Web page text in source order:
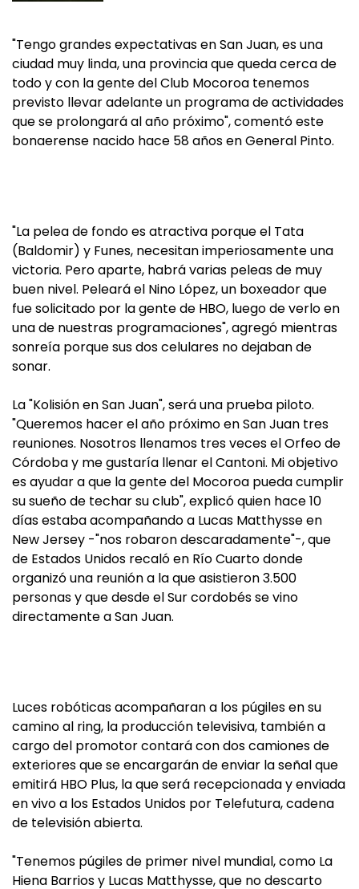
"Tengo grandes expectativas en San Juan, es una
ciudad muy linda, una provincia que queda cerca de
todo y con la gente del Club Mocoroa tenemos
previsto llevar adelante un programa de actividades
que se prolongará al año próximo", comentó este
bonaerense nacido hace 58 años en General Pinto.
"La pelea de fondo es atractiva porque el Tata
(Baldomir) y Funes, necesitan imperiosamente una
victoria. Pero aparte, habrá varias peleas de muy
buen nivel. Peleará el Nino López, un boxeador que
fue solicitado por la gente de HBO, luego de verlo en
una de nuestras programaciones", agregó mientras
sonreía porque sus dos celulares no dejaban de
sonar.
La "Kolisión en San Juan", será una prueba piloto.
"Queremos hacer el año próximo en San Juan tres
reuniones. Nosotros llenamos tres veces el Orfeo de
Córdoba y me gustaría llenar el Cantoni. Mi objetivo
es ayudar a que la gente del Mocoroa pueda cumplir
su sueño de techar su club", explicó quien hace 10
días estaba acompañando a Lucas Matthysse en
New Jersey -"nos robaron descaradamente"-, que
de Estados Unidos recaló en Río Cuarto donde
organizó una reunión a la que asistieron 3.500
personas y que desde el Sur cordobés se vino
directamente a San Juan.
Luces robóticas acompañaran a los púgiles en su
camino al ring, la producción televisiva, también a
cargo del promotor contará con dos camiones de
exteriores que se encargarán de enviar la señal que
emitirá HBO Plus, la que será recepcionada y enviada
en vivo a los Estados Unidos por Telefutura, cadena
de televisión abierta.
"Tenemos púgiles de primer nivel mundial, como La
Hiena Barrios y Lucas Matthysse, que no descarto